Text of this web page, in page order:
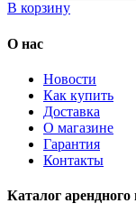
В корзину
О нас
Новости
Как купить
Доставка
О магазине
Гарантия
Контакты
Каталог арендного